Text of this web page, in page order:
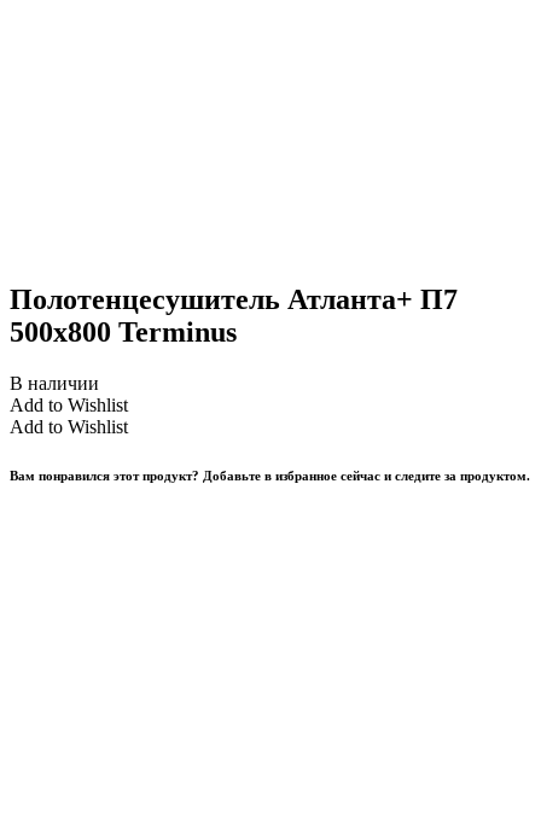
Полотенцесушитель Атланта+ П7
500х800 Terminus
В наличии
Add to Wishlist
Add to Wishlist
Вам понравился этот продукт? Добавьте в избранное сейчас и следите за продуктом.